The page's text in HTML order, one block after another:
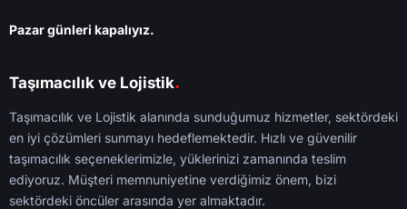
Pazar günleri kapalıyız.
Taşımacılık ve Lojistik.
Taşımacılık ve Lojistik alanında sunduğumuz hizmetler, sektördeki
en iyi çözümleri sunmayı hedeflemektedir. Hızlı ve güvenilir
taşımacılık seçeneklerimizle, yüklerinizi zamanında teslim
ediyoruz. Müşteri memnuniyetine verdiğimiz önem, bizi
sektördeki öncüler arasında yer almaktadır.